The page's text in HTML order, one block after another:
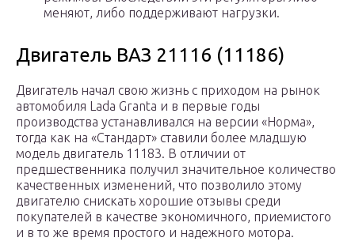
меняют, либо поддерживают нагрузки.
Двигатель ВАЗ 21116 (11186)
Двигатель начал свою жизнь с приходом на рынок
автомобиля Lada Granta и в первые годы
производства устанавливался на версии «Норма»,
тогда как на «Стандарт» ставили более младшую
модель двигатель 11183. В отличии от
предшественника получил значительное количество
качественных изменений, что позволило этому
двигателю снискать хорошие отзывы среди
покупателей в качестве экономичного, приемистого
и в то же время простого и надежного мотора.